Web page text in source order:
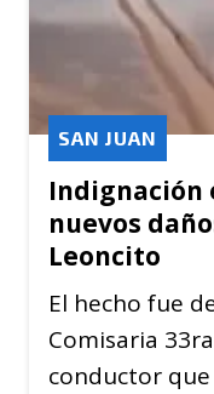
Indignación
nuevos
Leoncito
SAN JUAN
El hecho fue
Comisaria
conductor